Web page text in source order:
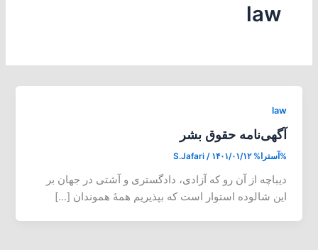
law
law
آگهی‌نامه حقوق بشر
%آسترا% S.Jafari / ۱۴۰۱/۰۱/۱۲
دیباچه از آن رو که آزادی، دادگستری و آشتی در جهان بر
این شالوده استوار است که بپذیریم همهٔ هموندان […]